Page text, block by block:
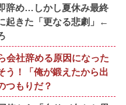
辞め…しかし夏休み最終
起きた「更なる悲劇」←
会社辞める原因になった
う！「俺が鍛えたから出
つもりだ？